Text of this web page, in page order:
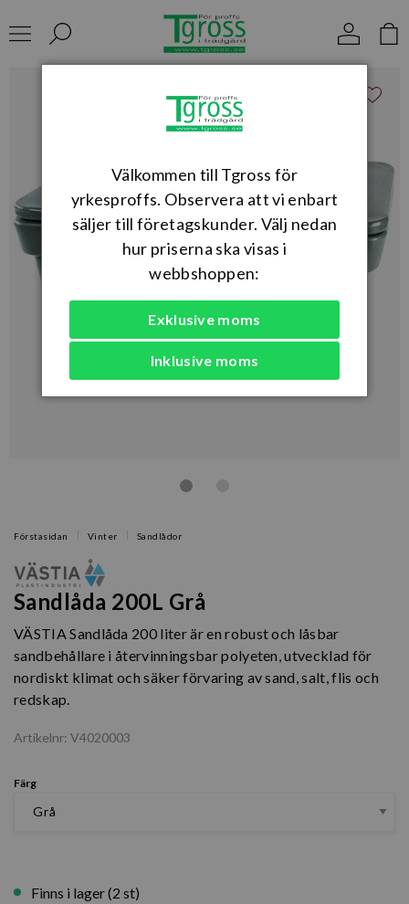
Förstasidan Vinter Sandlådor
Sandlåda 200L Grå
VÄSTIA Sandlåda 200 liter är en robust och låsbar
sandbehållare i återvinningsbar polyeten, utvecklad för
nordiskt klimat och säker förvaring av sand, salt, flis och
redskap.
Artikelnr: V4020003
Färg
Finns i lager (2 st)
Välkommen till Tgross för
yrkesproffs. Observera att vi enbart
säljer till företagskunder. Välj nedan
hur priserna ska visas i
webbshoppen:
Exklusive moms
Inklusive moms